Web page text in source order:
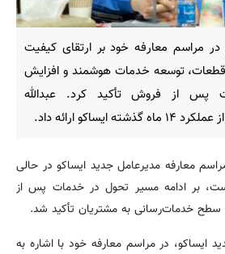
در مراسم معارفه خود بر ارتقای کیفیت
توسعه خدمات هوشمند و افزایش
پس از فروش تأکید کرد. عبدالله
ارائه داد.
معارفه مدیرعامل جدید ایساکو در حالی
بر ادامه مسیر تحول در خدمات پس از
سطح خدمات‌رسانی به مشتریان تأکید شد.
ایساکو، در مراسم معارفه خود با اشاره به